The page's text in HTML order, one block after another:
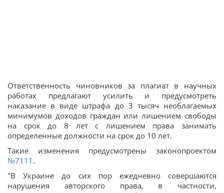
Ответственность чиновников за плагиат в научных
работах предлагают усилить и ​​предусмотреть
наказание в виде штрафа до 3 тысяч необлагаемых
минимумов доходов граждан или лишением свободы
на срок до 8 лет с лишением права занимать
определенные должности на срок до 10 лет.
Такие изменения предусмотрены законопроектом
№7111 .
"В Украине до сих пор ежедневно совершаются
нарушения авторского права, в частности,